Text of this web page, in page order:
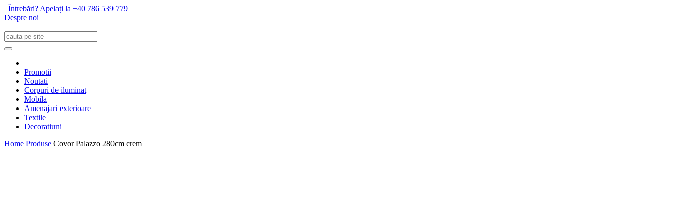
Întrebări? Apelați la +40 786 539 779
Despre noi
Promotii
Noutati
Corpuri de iluminat
Mobila
Amenajari exterioare
Textile
Decoratiuni
Home Produse Covor Palazzo 280cm crem